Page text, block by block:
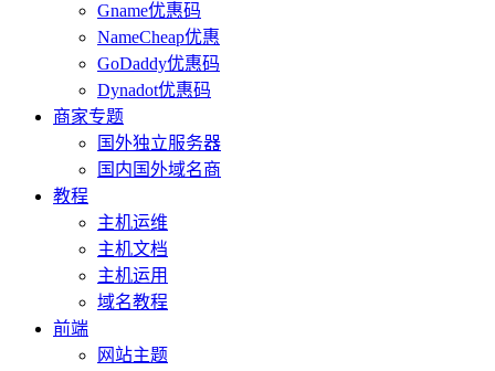
Gname优惠码
NameCheap优惠
GoDaddy优惠码
Dynadot优惠码
商家专题
国外独立服务器
国内国外域名商
教程
主机运维
主机文档
主机运用
域名教程
前端
网站主题